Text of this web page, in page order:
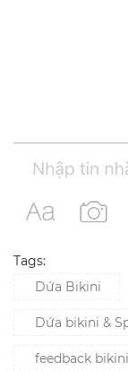
Tags:
Dứa Bikini
Dứa bikini &
feedback bikini